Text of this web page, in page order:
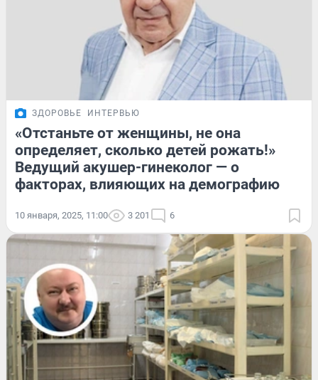
ЗДОРОВЬЕ ИНТЕРВЬЮ
«Отстаньте от женщины, не она
определяет, сколько детей рожать!»
Ведущий акушер-гинеколог — о
факторах, влияющих на демографию
10 января, 2025, 11:00 3 201 6